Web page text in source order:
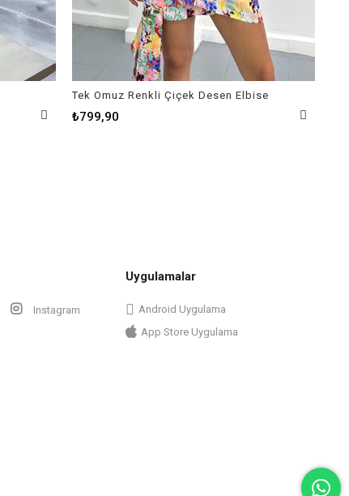
Tek Omuz Renkli Çiçek Desen Elbise
₺799,90
Instagram
Uygulamalar
Android Uygulama
App Store Uygulama